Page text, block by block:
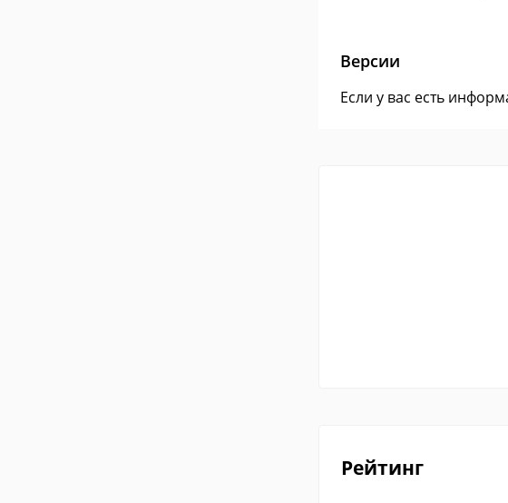
Версии
Если у вас есть
Рейтинг